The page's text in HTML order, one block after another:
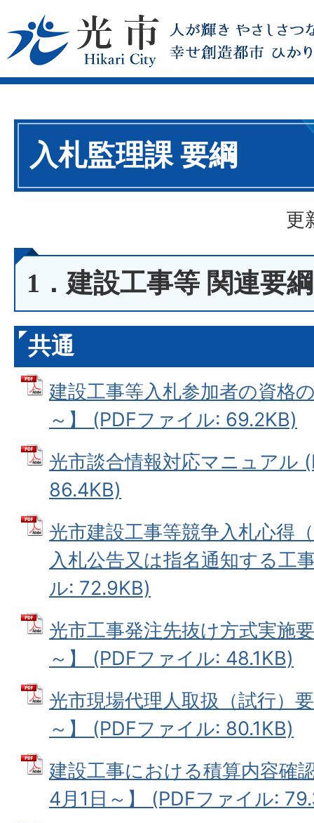
入札監理課 要綱
更
1．建設工事等 関連要綱
共通
建設工事等入札参加者の資格
～】 (PDFファイル: 69.2KB)
光市談合情報対応マニュアル
86.4KB)
光市建設工事等競争入札心得
入札公告又は指名通知する工
ル: 72.9KB)
光市工事発注先抜け方式実施
～】 (PDFファイル: 48.1KB)
光市現場代理人取扱（試行）
～】 (PDFファイル: 80.1KB)
建設工事における積算内容確
4月1日～】 (PDFファイル: